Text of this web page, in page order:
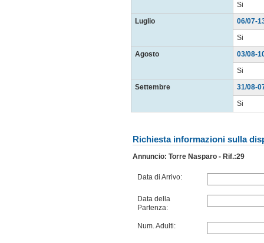
Si
Luglio
06/07-
Si
Agosto
03/08-
Si
Settembre
31/08-
Si
Richiesta informazioni sulla
Annuncio: Torre Nasparo - Rif.:29
Data di Arrivo:
Data della
Partenza:
Num. Adulti: